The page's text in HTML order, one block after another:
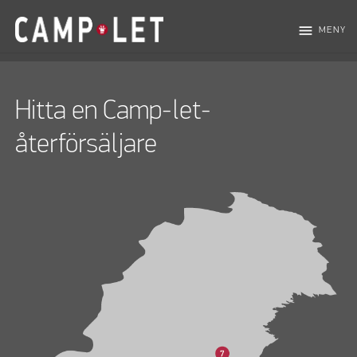
menu MENY
Hitta en Camp-let-
återförsäljare